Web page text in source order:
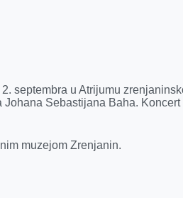
septembra u Atrijumu
Sebastijana Baha. Koncert
muzejom Zrenjanin.